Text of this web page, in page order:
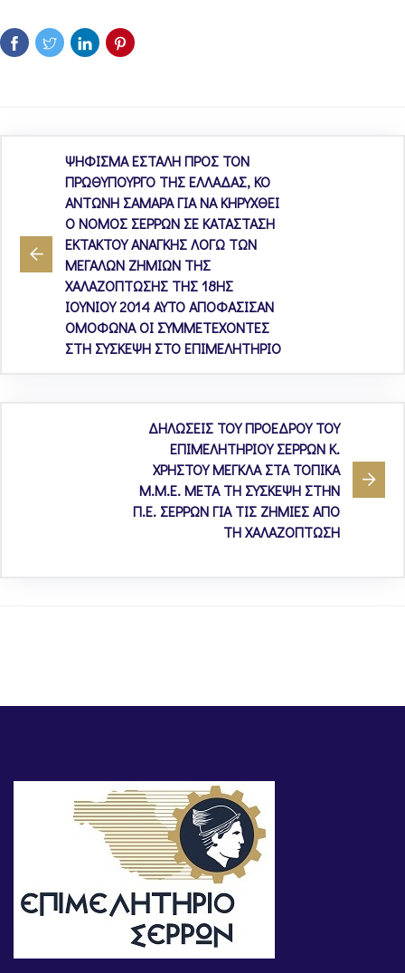
ΨΗΦΙΣΜΑ ΕΣΤΑΛΗ ΠΡΟΣ ΤΟΝ
ΠΡΩΘΥΠΟΥΡΓΟ ΤΗΣ ΕΛΛΑΔΑΣ, ΚΟ
ΑΝΤΩΝΗ ΣΑΜΑΡΑ ΓΙΑ ΝΑ ΚΗΡΥΧΘΕΙ
Ο ΝΟΜΟΣ ΣΕΡΡΩΝ ΣΕ ΚΑΤΑΣΤΑΣΗ
ΕΚΤΑΚΤΟΥ ΑΝΑΓΚΗΣ ΛΟΓΩ ΤΩΝ
ΜΕΓΑΛΩΝ ΖΗΜΙΩΝ ΤΗΣ
ΧΑΛΑΖΟΠΤΩΣΗΣ ΤΗΣ 18ΗΣ
ΙΟΥΝΙΟΥ 2014 ΑΥΤΟ ΑΠΟΦΑΣΙΣΑΝ
ΟΜΟΦΩΝΑ ΟΙ ΣΥΜΜΕΤΕΧΟΝΤΕΣ
ΣΤΗ ΣΥΣΚΕΨΗ ΣΤΟ ΕΠΙΜΕΛΗΤΗΡΙΟ
ΔΗΛΩΣΕΙΣ ΤΟΥ ΠΡΟΕΔΡΟΥ ΤΟΥ
ΕΠΙΜΕΛΗΤΗΡΙΟΥ ΣΕΡΡΩΝ Κ.
ΧΡΗΣΤΟΥ ΜΕΓΚΛΑ ΣΤΑ ΤΟΠΙΚΑ
Μ.Μ.Ε. ΜΕΤΑ ΤΗ ΣΥΣΚΕΨΗ ΣΤΗΝ
Π.Ε. ΣΕΡΡΩΝ ΓΙΑ ΤΙΣ ΖΗΜΙΕΣ ΑΠΟ
ΤΗ ΧΑΛΑΖΟΠΤΩΣΗ